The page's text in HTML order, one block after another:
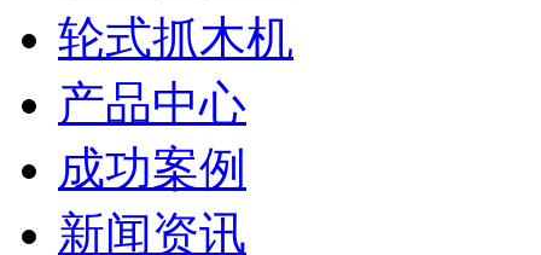
轮式抓木机
产品中心
成功案例
新闻资讯